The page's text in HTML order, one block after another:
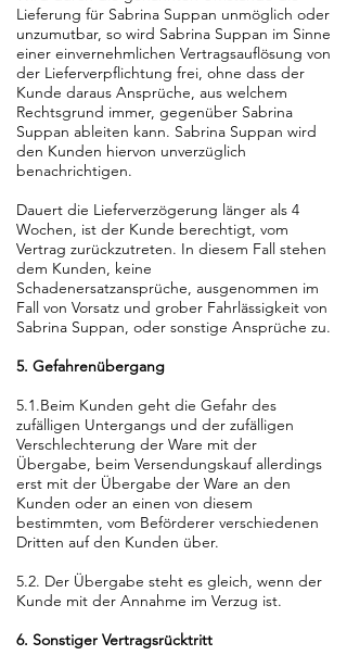
Lieferung für Sabrina Suppan unmöglich oder
unzumutbar, so wird Sabrina Suppan im Sinne
einer einvernehmlichen Vertragsauflösung von
der Lieferverpflichtung frei, ohne dass der
Kunde daraus Ansprüche, aus welchem
Rechtsgrund immer, gegenüber Sabrina
Suppan ableiten kann. Sabrina Suppan wird
den Kunden hiervon unverzüglich
benachrichtigen.
Dauert die Lieferverzögerung länger als 4
Wochen, ist der Kunde berechtigt, vom
Vertrag zurückzutreten. In diesem Fall stehen
dem Kunden, keine
Schadenersatzansprüche, ausgenommen im
Fall von Vorsatz und grober Fahrlässigkeit von
Sabrina Suppan, oder sonstige Ansprüche zu.
5. Gefahrenübergang
5.1.Beim Kunden geht die Gefahr des
zufälligen Untergangs und der zufälligen
Verschlechterung der Ware mit der
Übergabe, beim Versendungskauf allerdings
erst mit der Übergabe der Ware an den
Kunden oder an einen von diesem
bestimmten, vom Beförderer verschiedenen
Dritten auf den Kunden über.
5.2. Der Übergabe steht es gleich, wenn der
Kunde mit der Annahme im Verzug ist.
6. Sonstiger Vertragsrücktritt